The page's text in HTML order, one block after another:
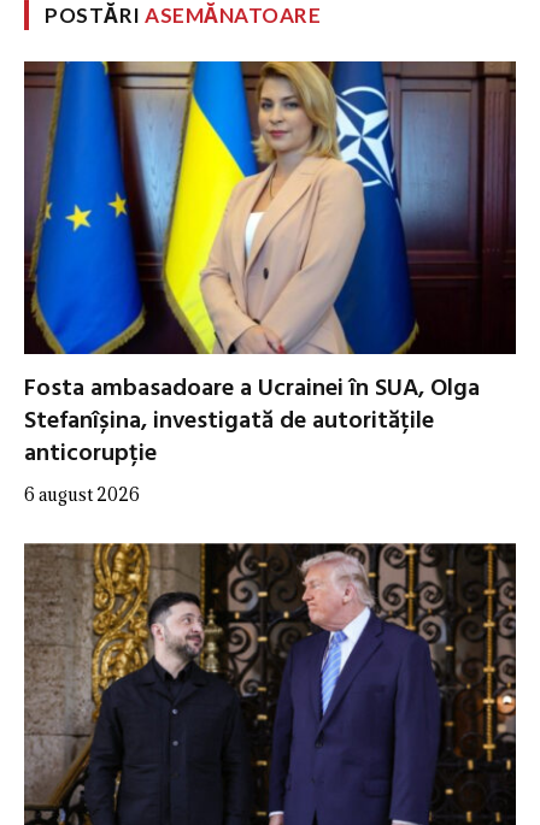
POSTĂRIASEMĂNATOARE
Fosta ambasadoare a Ucrainei în SUA, Olga
Stefanîșina, investigată de autoritățile
anticorupție
6 august 2026